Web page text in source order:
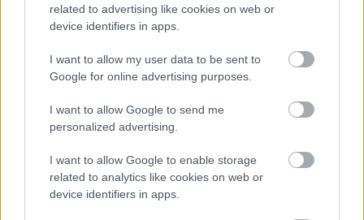
related to advertising like cookies on web or
device identifiers in apps.
I want to allow my user data to be sent to
Google for online advertising purposes.
I want to allow Google to send me
personalized advertising.
I want to allow Google to enable storage
related to analytics like cookies on web or
device identifiers in apps.